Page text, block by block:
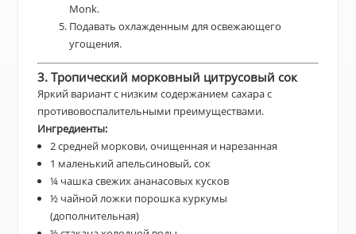
Monk.
Подавать охлажденным для освежающего
угощения.
3. Тропический морковный цитрусовый сок
Яркий вариант с низким содержанием сахара с
противовоспалительными преимуществами.
Ингредиенты:
2 средней моркови, очищенная и нарезанная
1 маленький апельсиновый, сок
¼ чашка свежих ананасовых кусков
½ чайной ложки порошка куркумы
(дополнительная)